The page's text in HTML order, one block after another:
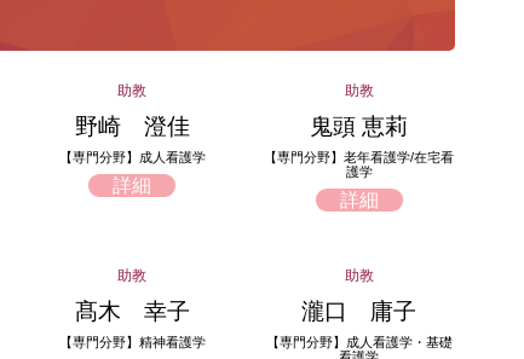
助教
野崎 澄佳
【専門分野】成人看護学
詳細
助教
鬼頭 恵莉
【専門分野】老年看護学/在宅看
護学
詳細
助教
髙木 幸子
【専門分野】精神看護学
助教
瀧口 庸子
【専門分野】成人看護学・基礎